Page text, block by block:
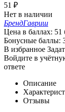
51 ₽
Нет в наличии
БрендГавриш
Цена в баллах: 51
Бонусные баллы:
В избранное
Войдите в
ответе
Описание
Отзывы